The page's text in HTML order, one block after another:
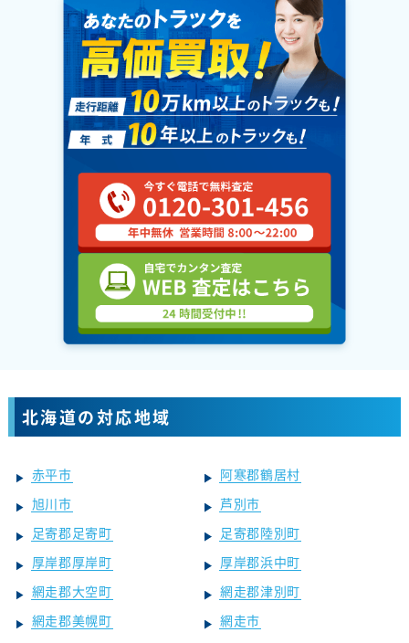
北海道の対応地域
赤平市
阿寒郡鶴居村
旭川市
芦別市
足寄郡足寄町
足寄郡陸別町
厚岸郡厚岸町
厚岸郡浜中町
網走郡大空町
網走郡津別町
網走郡美幌町
網走市